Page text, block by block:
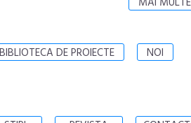
BIBLIOTECA DE PROIECTE NOI